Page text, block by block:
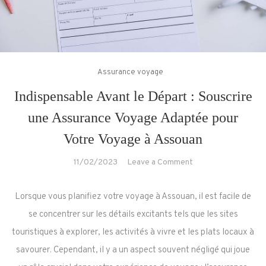
Assurance voyage
Indispensable Avant le Départ : Souscrire
une Assurance Voyage Adaptée pour
Votre Voyage à Assouan
11/02/2023 Leave a Commenton
Avant
Départ
:
Souscrire
Lorsque vous planifiez votre voyage à Assouan, il est facile de
se concentrer sur les détails excitants tels que les sites
touristiques à explorer, les activités à vivre et les plats locaux à
savourer. Cependant, il y a un aspect souvent négligé qui joue